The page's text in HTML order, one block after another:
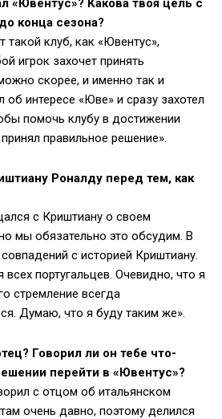
«Ювентус»? Какова твоя цель с
конца сезона?
такой клуб, как «Ювентус»,
игрок захочет принять
скорее, и именно так и
об интересе «Юве» и сразу захотел
помочь клубу в достижении
правильное решение».
Роналду перед тем, как
с Криштиану о своем
мы обязательно это обсудим. В
с историей Криштиану.
португальцев. Очевидно, что я
стремление всегда
Думаю, что я буду таким же».
Говорил ли он тебе что-
перейти в «Ювентус»?
с отцом об итальянском
очень давно, поэтому делился